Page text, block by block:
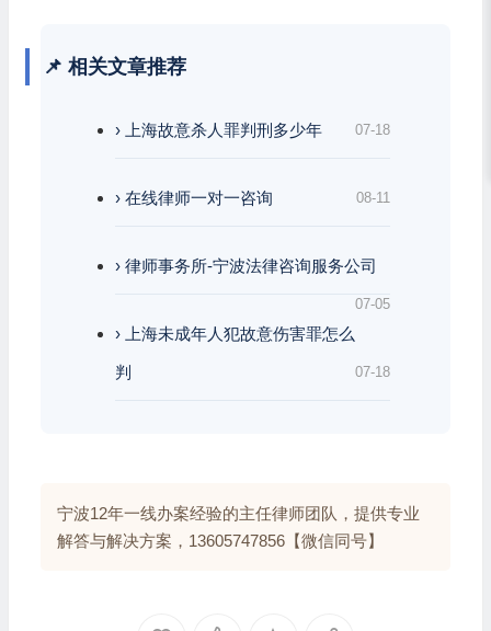
📌 相关文章推荐
› 上海故意杀人罪判刑多少年 07-18
› 在线律师一对一咨询 08-11
› 律师事务所-宁波法律咨询服务公司
07-05
› 上海未成年人犯故意伤害罪怎么
判 07-18
宁波12年一线办案经验的主任律师团队，提供专业
解答与解决方案，13605747856【微信同号】